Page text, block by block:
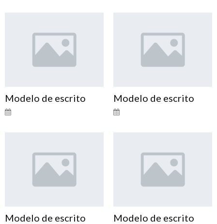
Modelo de escrito Modelo de escrito
Modelo de escrito Modelo de escrito